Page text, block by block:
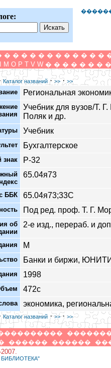
� � � � � � � � � � � �
M O P T V W � � � � � � � �
Каталог названий ·>>· >>
Региональная
Учебник для вузов/Т.
Поляк и др.
Учебник
Бухгалтерское
знак Р-32
65.04я73
ББК 65.04я73;33С
Под ред. проф. Т. Г.
об
2-е изд., перераб. и доп
М
Банки и биржи,
1998
472с
экономика,
Каталог названий ·>>· >>
������ ������
БИБЛИОТЕКА"